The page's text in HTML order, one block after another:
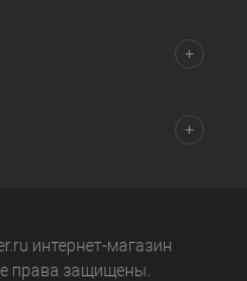
интернет-магазин
права защищены.